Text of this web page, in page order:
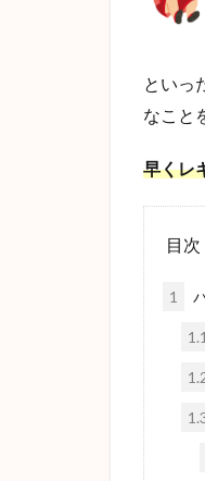
といっ
なこと
早くレ
目次
1
1.1